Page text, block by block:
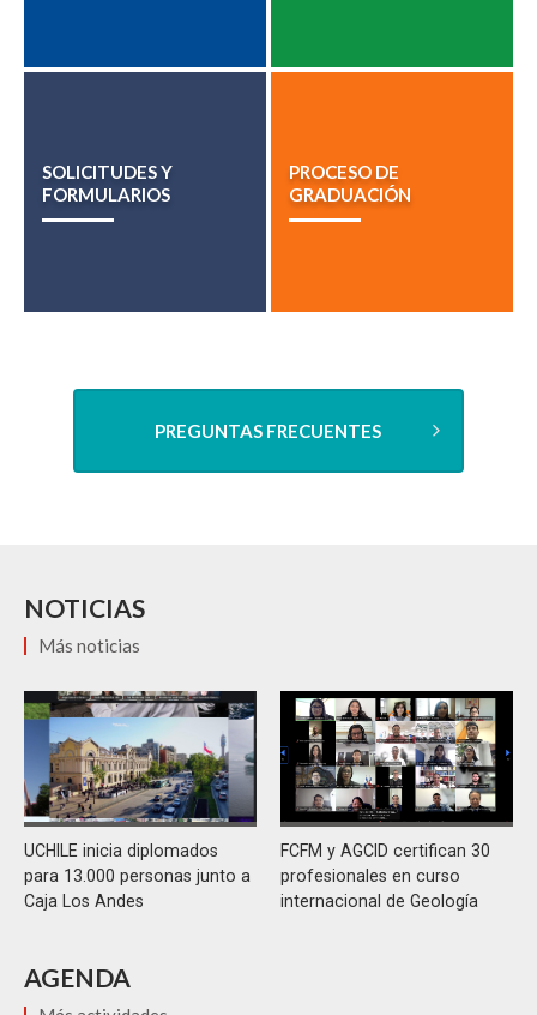
SOLICITUDES Y
FORMULARIOS
PROCESO DE
GRADUACIÓN
PREGUNTAS FRECUENTES
AGENDA
NOTICIAS
Más noticias
UCHILE inicia diplomados
para 13.000 personas junto a
Caja Los Andes
FCFM y AGCID certifican 30
profesionales en curso
internacional de Geología